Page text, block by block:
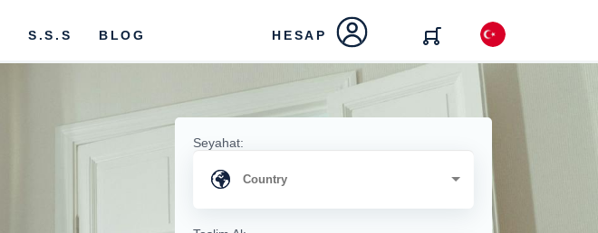
S.S.S BLOG HESAP
Seyahat: